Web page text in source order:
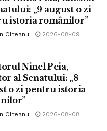
va depăși 300.000 de
că, în cazul unei
lansa până la 10.000
întregi. Nimic din ceea
european nu este
„9 august o zi
istoria românilor”
Olteanu 2026-08-09
Ninel Peia,
al Senatului: „8
o zi pentru istoria
Olteanu 2026-08-08